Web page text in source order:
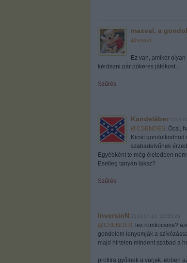
maxval, a
@sisszi:
Ez van, amikor
kérdezni pár pókeres játékost...
Szűrés
Kandeláber
@CSENDES: Öcsi,
Kicsit gondolkodnod
szabadelvűnek
Egyébként te még életedben
Esetleg tanyán laksz?
Szűrés
InversioN 2013.07.16. 10:55:26
@CSENDES: lex romkocsma?
gondolom lenyomják a
majd hirtelen mindent szabad a
profitra gyűlnek a varjak. ebben